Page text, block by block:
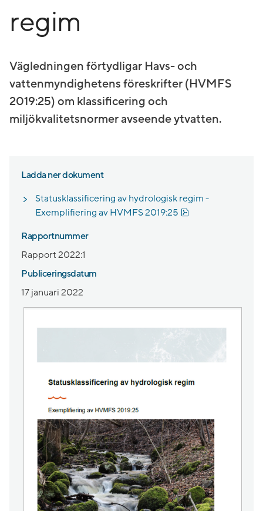
regim
Vägledningen förtydligar Havs- och
vattenmyndighetens föreskrifter (HVMFS
2019:25) om klassificering och
miljökvalitetsnormer avseende ytvatten.
Ladda ner dokument
Statusklassificering av hydrologisk regim -
Exemplifiering av HVMFS 2019:25
Rapportnummer
Rapport 2022:1
Publiceringsdatum
17 januari 2022